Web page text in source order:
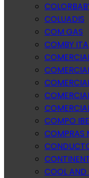
COLUADIS
COM GAS
COMBY
COMPO
COMPRAS
COOL AND